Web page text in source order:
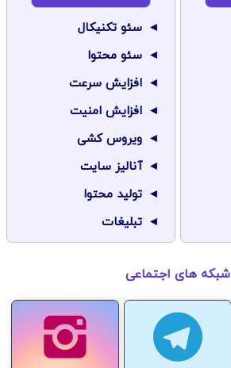
سئو تکنیکال
سئو محتوا
افزایش سرعت
افزایش امنیت
ویروس کشی
آنالیز سایت
تولید محتوا
تبلیغات
شبکه های اجتماعی